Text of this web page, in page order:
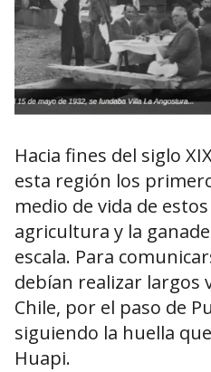
Hacia fines del siglo
esta región los
medio de vida de
agricultura y la
escala. Para
debían realizar largos
Chile, por el paso de
siguiendo la huella
Huapi.